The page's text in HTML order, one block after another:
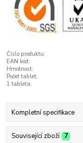
Číslo produktu:
EAN kód:
Hmotnost:
Počet tablet:
1 tableta:
Kompletní specifikace
Související zboží 7